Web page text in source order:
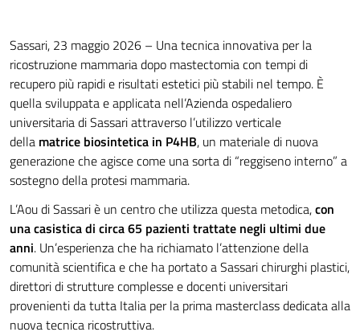
Sassari, 23 maggio 2026 – Una tecnica innovativa per la
ricostruzione mammaria dopo mastectomia con tempi di
recupero più rapidi e risultati estetici più stabili nel tempo. È
quella sviluppata e applicata nell’Azienda ospedaliero
universitaria di Sassari attraverso l’utilizzo verticale
della matrice biosintetica in P4HB, un materiale di nuova
generazione che agisce come una sorta di “reggiseno interno” a
sostegno della protesi mammaria.
L’Aou di Sassari è un centro che utilizza questa metodica,con
una casistica di circa 65 pazienti trattate negli ultimi due
anni. Un’esperienza che ha richiamato l’attenzione della
comunità scientifica e che ha portato a Sassari chirurghi plastici,
direttori di strutture complesse e docenti universitari
provenienti da tutta Italia per la prima masterclass dedicata alla
nuova tecnica ricostruttiva.